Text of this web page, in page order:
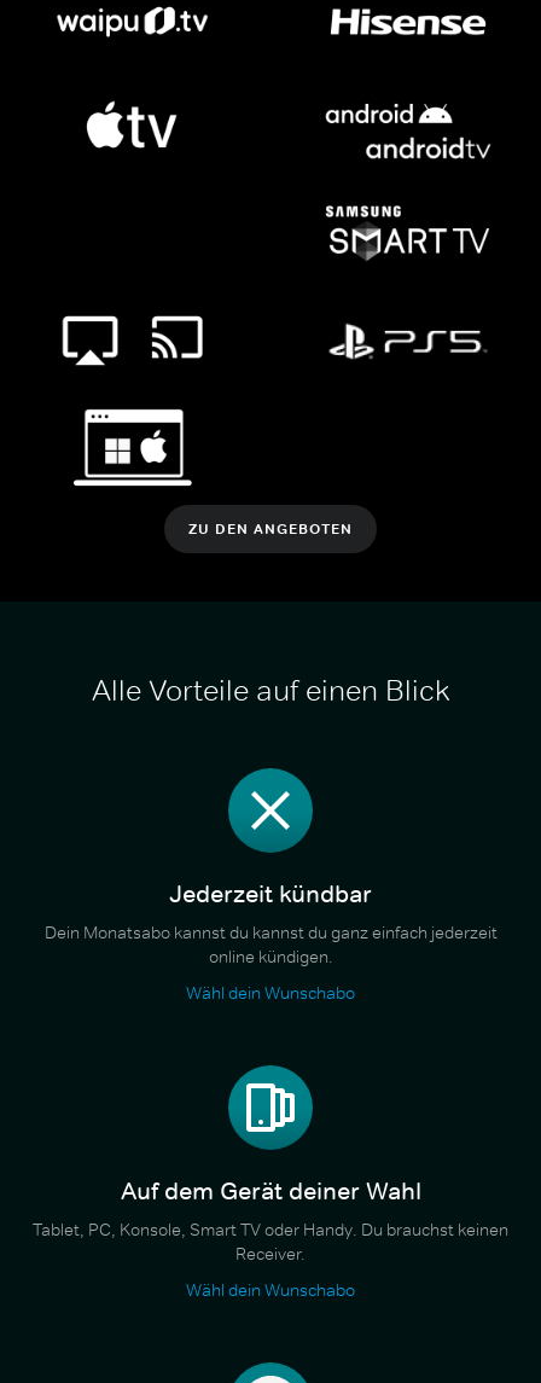
ZU DEN ANGEBOTEN
Alle Vorteile auf einen Blick
Jederzeit kündbar
Dein Monatsabo kannst du kannst du ganz einfach jederzeit
online kündigen.
Wähl dein Wunschabo
Auf dem Gerät deiner Wahl
Tablet, PC, Konsole, Smart TV oder Handy. Du brauchst keinen
Receiver.
Wähl dein Wunschabo